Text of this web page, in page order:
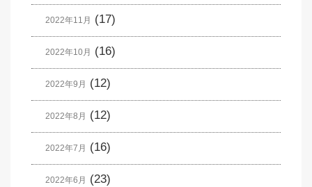
2022年11月 (17)
2022年10月 (16)
2022年9月 (12)
2022年8月 (12)
2022年7月 (16)
2022年6月 (23)